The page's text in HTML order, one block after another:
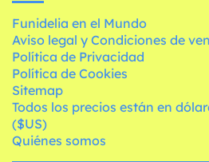
Funidelia en el Mundo
Aviso legal y Condiciones de
Política de Privacidad
Política de Cookies
Sitemap
Todos los precios están en
($US)
Quiénes somos